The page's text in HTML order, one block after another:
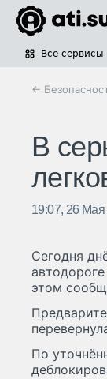
Все сервисы
←
В
19:07, 26
Сегодня
этом
По